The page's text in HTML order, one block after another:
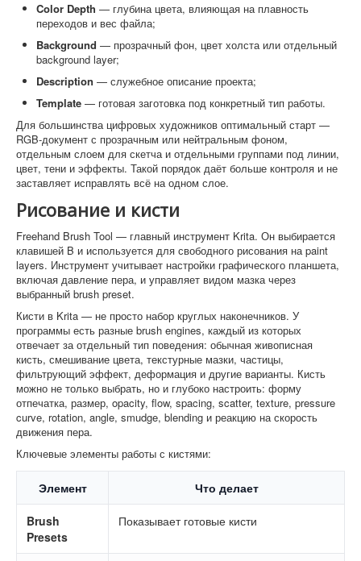
Color Depth — глубина цвета, влияющая на плавность
переходов и вес файла;
Background — прозрачный фон, цвет холста или отдельный
background layer;
Description — служебное описание проекта;
Template — готовая заготовка под конкретный тип работы.
Для большинства цифровых художников оптимальный старт —
RGB-документ с прозрачным или нейтральным фоном,
отдельным слоем для скетча и отдельными группами под линии,
цвет, тени и эффекты. Такой порядок даёт больше контроля и не
заставляет исправлять всё на одном слое.
Рисование и кисти
Freehand Brush Tool — главный инструмент Krita. Он выбирается
клавишей B и используется для свободного рисования на paint
layers. Инструмент учитывает настройки графического планшета,
включая давление пера, и управляет видом мазка через
выбранный brush preset.
Кисти в Krita — не просто набор круглых наконечников. У
программы есть разные brush engines, каждый из которых
отвечает за отдельный тип поведения: обычная живописная
кисть, смешивание цвета, текстурные мазки, частицы,
фильтрующий эффект, деформация и другие варианты. Кисть
можно не только выбрать, но и глубоко настроить: форму
отпечатка, размер, opacity, flow, spacing, scatter, texture, pressure
curve, rotation, angle, smudge, blending и реакцию на скорость
движения пера.
Ключевые элементы работы с кистями:
Элемент Что делает
Brush
Presets
Показывает готовые кисти